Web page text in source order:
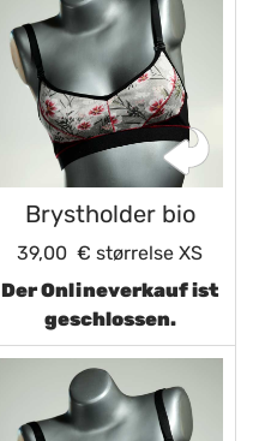
Brystholder bio
39,00 € størrelse XS
Der Onlineverkauf ist
geschlossen.